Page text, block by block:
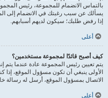
بالتماس الانضمام للمجموعة، رئيس
يسألك عن سبب رغبتك في الانضمام إلى
إذا رفض طلبك؛ سيكون لديهم أسبابهم.
أعلى
كيف أصبح قائدًا لمجموعة مستخدمين؟
يتم تعيين رئيس المجموعة عادة عندما يتم
الأولى ينبغي أن تكون مسؤول الموقع،
الاتصال بمسؤول الموقع، أرسل له رسالة
أعلى